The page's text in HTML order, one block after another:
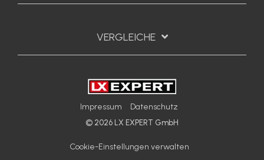
VERGLEICHE
Impressum Datenschutz
© 2026 LX EXPERT GmbH
Cookie-Einstellungen verwalten